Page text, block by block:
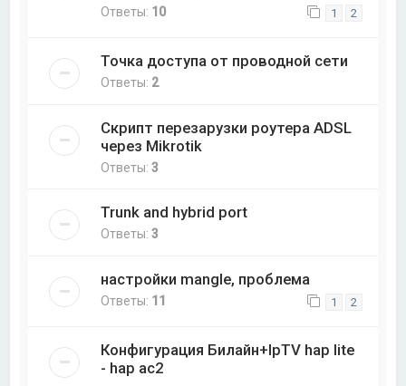
Ответы: 10 1 2
Точка доступа от проводной сети
Ответы: 2
Скрипт перезарузки роутера ADSL
через Mikrotik
Ответы:3
Trunk and hybrid port
Ответы:3
настройки mangle, проблема
Ответы: 11 1 2
Конфигурация Билайн+IpTV hap lite
- hap ac2